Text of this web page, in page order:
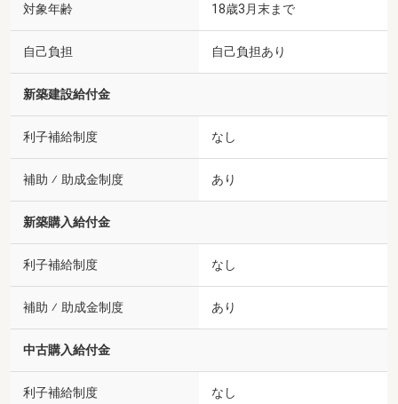
対象年齢 18歳3月末まで
自己負担 自己負担あり
新築建設給付金
利子補給制度 なし
補助 ⁄ 助成金制度 あり
新築購入給付金
利子補給制度 なし
補助 ⁄ 助成金制度 あり
中古購入給付金
利子補給制度 なし